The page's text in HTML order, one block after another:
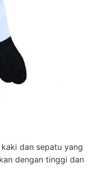
dan sepatu yang
dengan tinggi dan